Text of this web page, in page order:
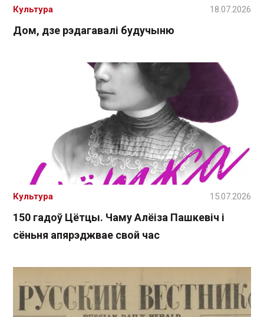
Дом, дзе рэдагавалі будучыню
Культура 18.07.2026
150 гадоў Цётцы. Чаму Алёіза Пашкевіч і
сёньня апярэджвае свой час
Культура 15.07.2026